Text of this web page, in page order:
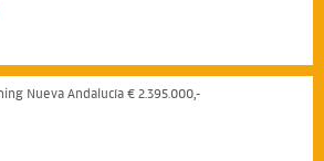
Nueva Andalucía € 2.395.000,-